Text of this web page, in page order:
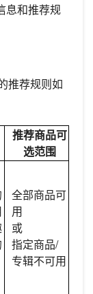
息和推荐规
推荐规则如
推荐商品可
选范围
全部商品可
用
或
指定商品/
专辑不可用